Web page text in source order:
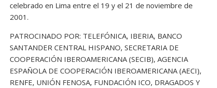
celebrado en Lima entre el 19 y el 21 de noviembre de
2001.
PATROCINADO POR: TELEFÓNICA, IBERIA, BANCO
SANTANDER CENTRAL HISPANO, SECRETARIA DE
COOPERACIÓN IBEROAMERICANA (SECIB), AGENCIA
ESPAÑOLA DE COOPERACIÓN IBEROAMERICANA (AECI),
RENFE, UNIÓN FENOSA, FUNDACIÓN ICO, DRAGADOS Y